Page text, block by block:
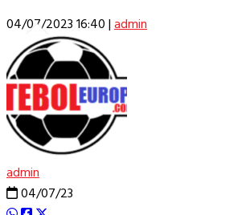
04/07/2023 16:40|admin
admin
04/07/23